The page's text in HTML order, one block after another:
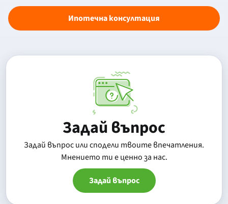
Ипотечна консултация
Задай въпрос
Задай въпрос или сподели твоите впечатления.
Mнението ти е ценно за нас.
Задай въпрос